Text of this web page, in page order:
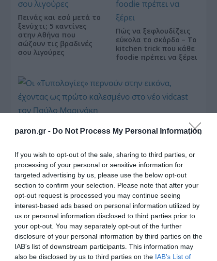
paron.gr - Do Not Process My Personal Information
If you wish to opt-out of the sale, sharing to third parties, or
processing of your personal or sensitive information for
targeted advertising by us, please use the below opt-out
section to confirm your selection. Please note that after your
opt-out request is processed you may continue seeing
interest-based ads based on personal information utilized by
us or personal information disclosed to third parties prior to
your opt-out. You may separately opt-out of the further
disclosure of your personal information by third parties on the
IAB’s list of downstream participants. This information may
also be disclosed by us to third parties on the IAB’s List of
Πεινάς και εσύ μετά το
ξενύχτι; 5 καντίνες
στην Αθήνα που
σώζουν τις βραδινές
σου λιγούρες
Πώς να ξεφλουδίζεις
εύκολα το σκόρδο – Το
kitchen trick που κάθε
foodie πρέπει να ξέρει
ως πρώτο καλεσμένο στο νέο vidcast τον Παύλο
«Τυπολογίες» στο
YouTube: Ο Δήμος
Βερύκιος ανοίγει τα
χαρτιά του – Vidcast